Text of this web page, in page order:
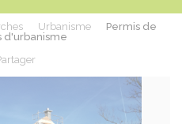
Urbanisme
Permis de
d'urbanisme